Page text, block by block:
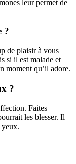
leur permet de
?
de plaisir à vous
si il est malade et
moment qu’il adore.
?
Faites
les blesser. Il
yeux.